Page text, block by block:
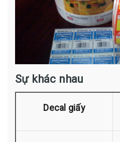
Sự khác nhau
Decal giấy